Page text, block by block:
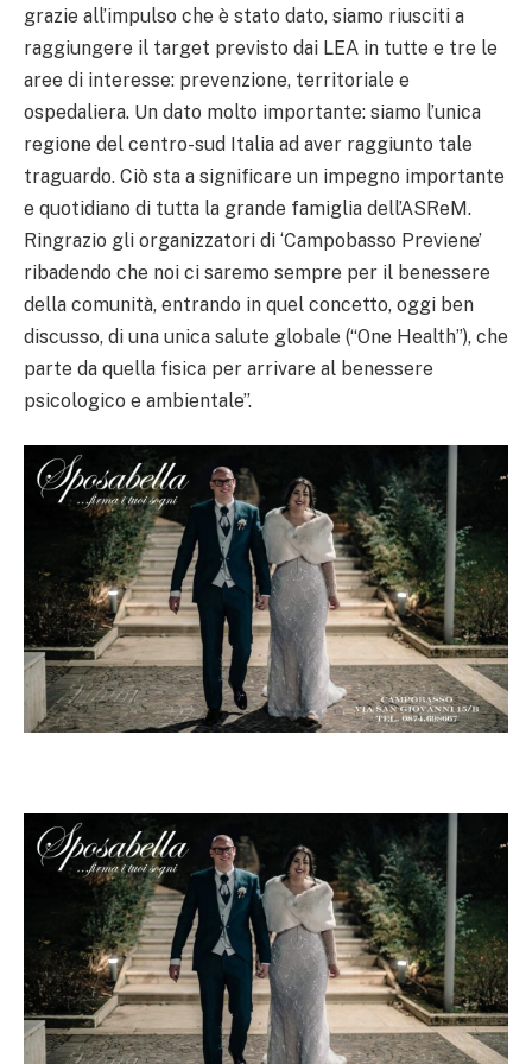
grazie all’impulso che è stato dato, siamo riusciti a
raggiungere il target previsto dai LEA in tutte e tre le
aree di interesse: prevenzione, territoriale e
ospedaliera. Un dato molto importante: siamo l’unica
regione del centro-sud Italia ad aver raggiunto tale
traguardo. Ciò sta a significare un impegno importante
e quotidiano di tutta la grande famiglia dell’ASReM.
Ringrazio gli organizzatori di ‘Campobasso Previene’
ribadendo che noi ci saremo sempre per il benessere
della comunità, entrando in quel concetto, oggi ben
discusso, di una unica salute globale (“One Health”), che
parte da quella fisica per arrivare al benessere
psicologico e ambientale”.